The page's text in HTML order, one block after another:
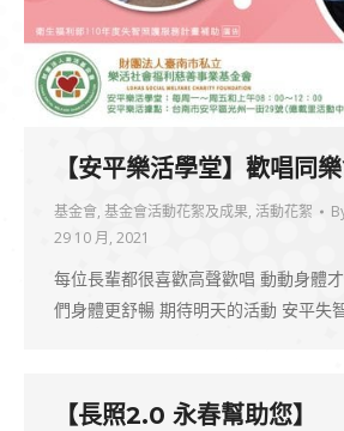
【安平樂活學堂】歡唱同
基金會, 基金會活動花絮及成果, 活動花絮
29 10 月, 2021
每位長輩都很喜歡高聲歡唱 動動身體
們身體更舒暢 期待明天的活動 安平失
【長照2.0 永春幫助您】